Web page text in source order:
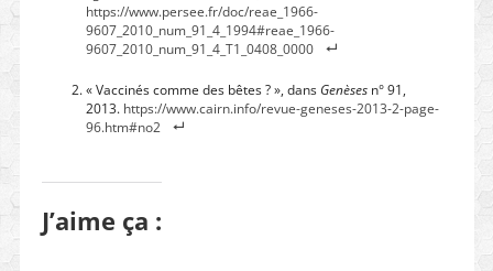
https://www.persee.fr/doc/reae_1966-
9607_2010_num_91_4_1994#reae_1966-
9607_2010_num_91_4_T1_0408_0000
« Vaccinés comme des bêtes ? », dans Genèsesn° 91,
2013. https://www.cairn.info/revue-geneses-2013-2-page-
96.htm#no2
J’aime ça :